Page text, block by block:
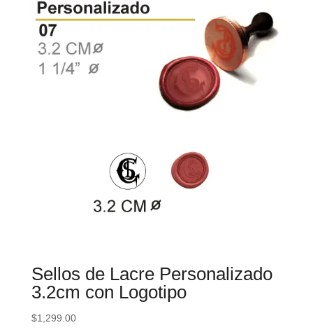
Sellos de Lacre Personalizado
3.2cm con Logotipo
$1,299.00